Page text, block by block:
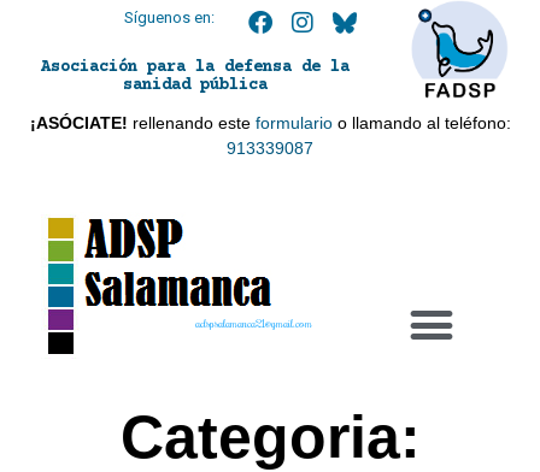
Síguenos en:
Asociación para la defensa de la
sanidad pública
¡ASÓCIATE! rellenando este formularioo llamando al teléfono:
913339087
adspsalamanca21@gmail.com
Categoria: